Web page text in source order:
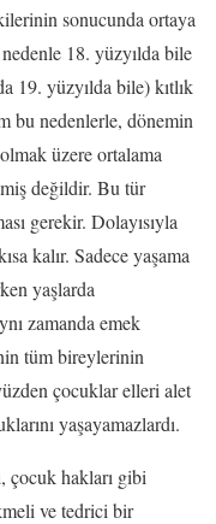
sonucunda ortaya
nedenle 18. yüzyılda bile
19. yüzyılda bile) kıtlık
bu nedenlerle, dönemin
üzere ortalama
değildir. Bu tür
gerekir. Dolayısıyla
kalır. Sadece yaşama
yaşlarda
zamanda emek
tüm bireylerinin
çocuklar elleri alet
yaşayamazlardı.
çocuk hakları gibi
ve tedrici bir